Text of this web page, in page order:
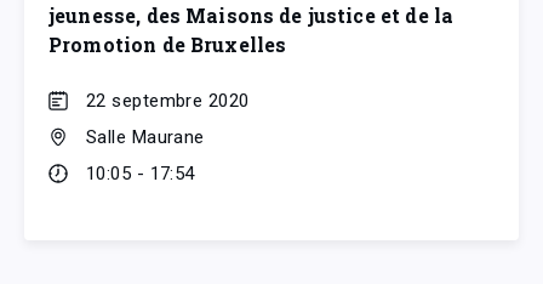
jeunesse, des Maisons de justice et de la
Promotion de Bruxelles
22 septembre 2020
Salle Maurane
10:05 - 17:54